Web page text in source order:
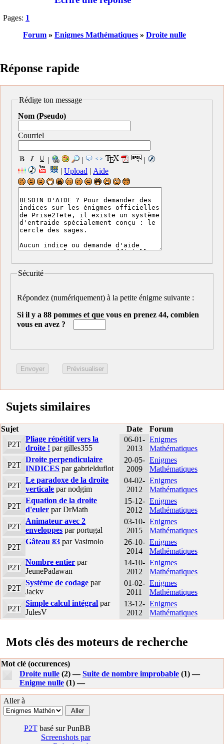
Pages: 1
Forum » Enigmes Mathématiques » Droite nulle
Réponse rapide
Rédige ton message
Nom (Pseudo)
Courriel
| |
|
| Upload | Aide
Sécurité
Répondez (numériquement) à la petite énigme suivante :
Si il y a 88 pommes et que vous en prenez 44, combien
vous en avez ?
Sujets similaires
Sujet Date
Forum
P2T
Pliage répétitif vers la
droite ! par gilles355
06-01-
2013
Enigmes
Mathématiques
P2T
Droite perpendiculaire
INDICES par gabrielduflot
20-05-
2009
Enigmes
Mathématiques
P2T
Le paradoxe de la droite
verticale par nodgim
04-02-
2012
Enigmes
Mathématiques
P2T
Equation de la droite
d'euler par DrMath
15-12-
2012
Enigmes
Mathématiques
P2T
Animateur avec 2
enveloppes par portugal
03-10-
2015
Enigmes
Mathématiques
P2T
Gâteau 83 par Vasimolo
26-10-
2014
Enigmes
Mathématiques
P2T
Nombre entier par
JeunePadawan
14-10-
2012
Enigmes
Mathématiques
P2T
Système de codage par
Jackv
01-02-
2011
Enigmes
Mathématiques
P2T
Simple calcul intégral par
JulesV
13-12-
2012
Enigmes
Mathématiques
Mots clés des moteurs de recherche
Mot clé (occurences)
Droite nulle(2) —Suite de nombre improbable(1) —
Enigme nulle(1) —
Aller à
P2Tbasé sur PunBB
Screenshots par